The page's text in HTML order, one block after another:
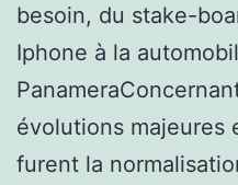
besoin, du stake-
Iphone à la
évolutions majeures
furent la